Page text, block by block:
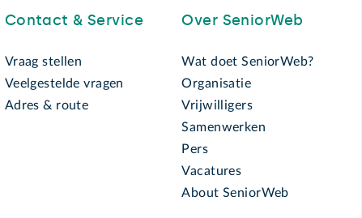
Contact & Service
Vraag stellen
Veelgestelde vragen
Adres & route
Over SeniorWeb
Wat doet SeniorWeb?
Organisatie
Vrijwilligers
Samenwerken
Pers
Vacatures
About SeniorWeb